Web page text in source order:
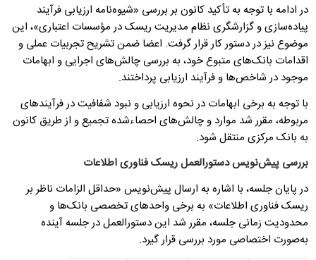
در ادامه با توجه به تأکید کانون بر بررسی «شیوه‌نامه ارزیابی فرآیند
پیاده‌سازی و گزارشگری نظام مدیریت ریسک در مؤسسات اعتباری»، این
موضوع نیز در دستور کار قرار گرفت. اعضا ضمن تشریح تجربیات عملی و
اقدامات بانک‌های متبوع خود، به بررسی چالش‌های اجرایی و ابهامات
موجود در شاخص‌ها و فرآیند ارزیابی پرداختند.
با توجه به برخی ابهامات در نحوه ارزیابی و نبود شفافیت در فرآیندهای
مربوطه، مقرر شد موارد و چالش‌های احصاءشده تجمیع و از طریق کانون
به بانک مرکزی منتقل شود.
بررسی پیش‌نویس دستورالعمل ریسک فناوری اطلاعات
در پایان جلسه، با اشاره به ارسال پیش‌نویس «حداقل الزامات ناظر بر
ریسک فناوری اطلاعات» به برخی واحدهای تخصصی بانک‌ها و
محدودیت زمانی جلسه، مقرر شد این دستورالعمل در جلسه آینده
به‌صورت اختصاصی مورد بررسی قرار گیرد.